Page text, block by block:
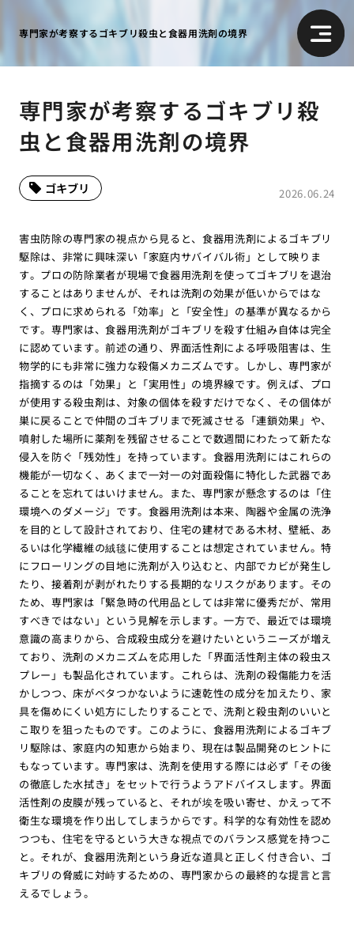
専門家が考察するゴキブリ殺虫と食器用洗剤の境界
専門家が考察するゴキブリ殺
虫と食器用洗剤の境界
2026.06.24
ゴキブリ
害虫防除の専門家の視点から見ると、食器用洗剤によるゴキブリ
駆除は、非常に興味深い「家庭内サバイバル術」として映りま
す。プロの防除業者が現場で食器用洗剤を使ってゴキブリを退治
することはありませんが、それは洗剤の効果が低いからではな
く、プロに求められる「効率」と「安全性」の基準が異なるから
です。専門家は、食器用洗剤がゴキブリを殺す仕組み自体は完全
に認めています。前述の通り、界面活性剤による呼吸阻害は、生
物学的にも非常に強力な殺傷メカニズムです。しかし、専門家が
指摘するのは「効果」と「実用性」の境界線です。例えば、プロ
が使用する殺虫剤は、対象の個体を殺すだけでなく、その個体が
巣に戻ることで仲間のゴキブリまで死滅させる「連鎖効果」や、
噴射した場所に薬剤を残留させることで数週間にわたって新たな
侵入を防ぐ「残効性」を持っています。食器用洗剤にはこれらの
機能が一切なく、あくまで一対一の対面殺傷に特化した武器であ
ることを忘れてはいけません。また、専門家が懸念するのは「住
環境へのダメージ」です。食器用洗剤は本来、陶器や金属の洗浄
を目的として設計されており、住宅の建材である木材、壁紙、あ
るいは化学繊維の絨毯に使用することは想定されていません。特
にフローリングの目地に洗剤が入り込むと、内部でカビが発生し
たり、接着剤が剥がれたりする長期的なリスクがあります。その
ため、専門家は「緊急時の代用品としては非常に優秀だが、常用
すべきではない」という見解を示します。一方で、最近では環境
意識の高まりから、合成殺虫成分を避けたいというニーズが増え
ており、洗剤のメカニズムを応用した「界面活性剤主体の殺虫ス
プレー」も製品化されています。これらは、洗剤の殺傷能力を活
かしつつ、床がベタつかないように速乾性の成分を加えたり、家
具を傷めにくい処方にしたりすることで、洗剤と殺虫剤のいいと
こ取りを狙ったものです。このように、食器用洗剤によるゴキブ
リ駆除は、家庭内の知恵から始まり、現在は製品開発のヒントに
もなっています。専門家は、洗剤を使用する際には必ず「その後
の徹底した水拭き」をセットで行うようアドバイスします。界面
活性剤の皮膜が残っていると、それが埃を吸い寄せ、かえって不
衛生な環境を作り出してしまうからです。科学的な有効性を認め
つつも、住宅を守るという大きな視点でのバランス感覚を持つこ
と。それが、食器用洗剤という身近な道具と正しく付き合い、ゴ
キブリの脅威に対峙するための、専門家からの最終的な提言と言
えるでしょう。